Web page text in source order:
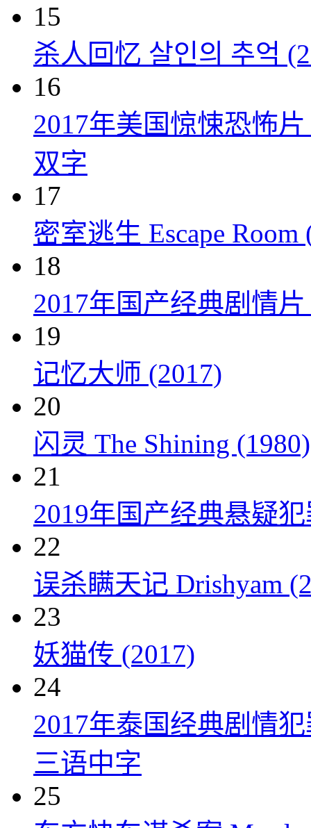
15
杀人回忆 살인의 추억
16
2017年美国惊悚恐怖
双字
17
密室逃生 Escape Room
18
2017年国产经典剧情
19
记忆大师 (2017)
20
闪灵 The Shining (1980)
21
2019年国产经典悬疑
22
误杀瞒天记 Drishyam
23
妖猫传 (2017)
24
2017年泰国经典剧情
三语中字
25